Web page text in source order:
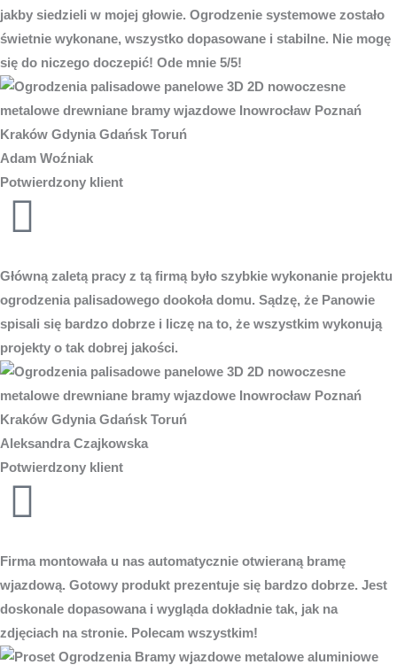
jakby siedzieli w mojej głowie. Ogrodzenie systemowe zostało
świetnie wykonane, wszystko dopasowane i stabilne. Nie mogę
się do niczego doczepić! Ode mnie 5/5!
Adam Woźniak
Potwierdzony klient
Główną zaletą pracy z tą firmą było szybkie wykonanie projektu
ogrodzenia palisadowego dookoła domu. Sądzę, że Panowie
spisali się bardzo dobrze i liczę na to, że wszystkim wykonują
projekty o tak dobrej jakości.
Aleksandra Czajkowska
Potwierdzony klient
Firma montowała u nas automatycznie otwieraną bramę
wjazdową. Gotowy produkt prezentuje się bardzo dobrze. Jest
doskonale dopasowana i wygląda dokładnie tak, jak na
zdjęciach na stronie. Polecam wszystkim!